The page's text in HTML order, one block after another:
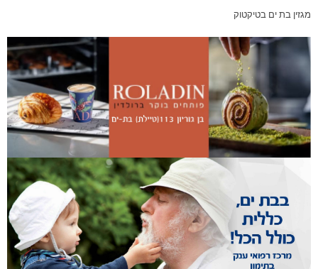
מגזין בת ים בטיקטוק